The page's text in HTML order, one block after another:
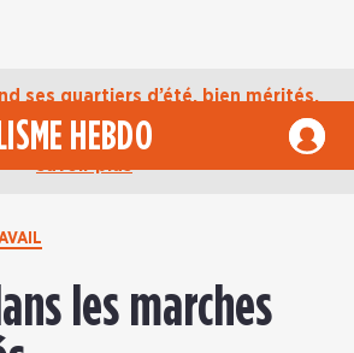
ses quartiers d’été, bien mérités,
1er septembre. D’ici là, retrouvez
sur notre compte Bluesky. En
HEBDO
les marches